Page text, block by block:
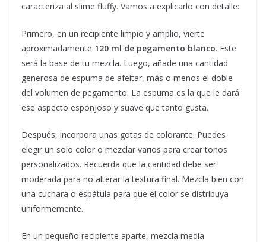
caracteriza al slime fluffy. Vamos a explicarlo con detalle:
Primero, en un recipiente limpio y amplio, vierte
aproximadamente 120 ml de pegamento blanco. Este
será la base de tu mezcla. Luego, añade una cantidad
generosa de espuma de afeitar, más o menos el doble
del volumen de pegamento. La espuma es la que le dará
ese aspecto esponjoso y suave que tanto gusta.
Después, incorpora unas gotas de colorante. Puedes
elegir un solo color o mezclar varios para crear tonos
personalizados. Recuerda que la cantidad debe ser
moderada para no alterar la textura final. Mezcla bien con
una cuchara o espátula para que el color se distribuya
uniformemente.
En un pequeño recipiente aparte, mezcla media